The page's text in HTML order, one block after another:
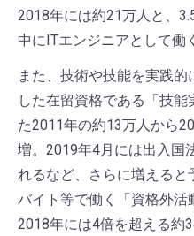
2018年には約21万人と、
中にITエンジニアとして働
また、技術や技能を実践
した在留資格である「技
た2011年の約13万人から
増。2019年4月には出入国
れるなど、さらに増える
バイト等で働く「資格外活
2018年には4倍を超える約